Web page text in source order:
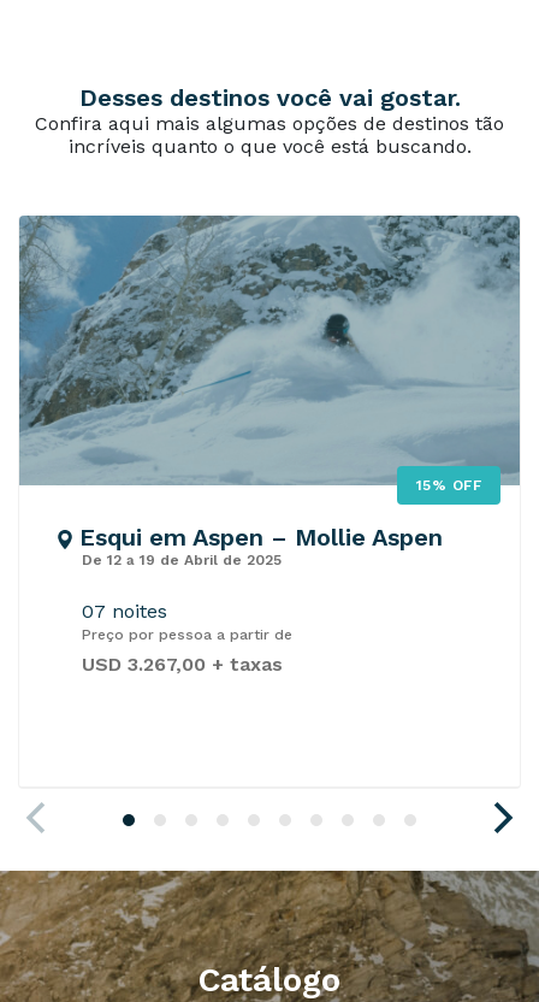
Desses destinos você vai gostar.
Confira aqui mais algumas opções de destinos tão
incríveis quanto o que você está buscando.
15% OFF
Esqui em Aspen – Mollie Aspen
De 12 a 19 de Abril de 2025
07 noites
Preço por pessoa a partir de
USD 3.267,00 + taxas
Catálogo